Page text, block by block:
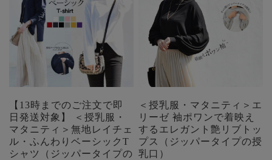
【13時までのご注文で即
日発送対象】 ＜授乳服・
マタニティ＞無地レイチェ
ル・ふんわりベーシックT
シャツ（ジッパータイプの
＜授乳服・マタニティ＞エ
リーゼ 袖ポワンで着映え
するエレガント艶リブトッ
プス（ジッパータイプの授
乳口）